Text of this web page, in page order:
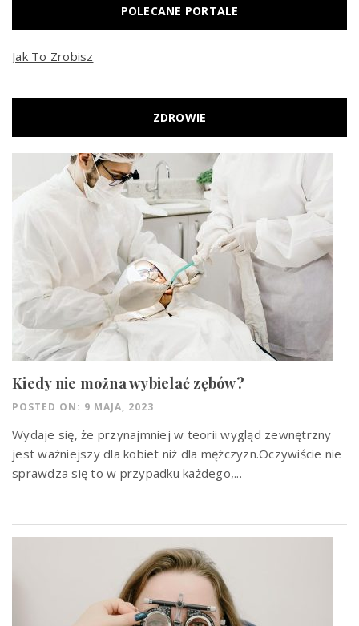
POLECANE PORTALE
Jak To Zrobisz
ZDROWIE
Kiedy nie można wybielać zębów?
POSTED ON: 9 MAJA, 2023
Wydaje się, że przynajmniej w teorii wygląd zewnętrzny
jest ważniejszy dla kobiet niż dla mężczyzn.Oczywiście nie
sprawdza się to w przypadku każdego,...